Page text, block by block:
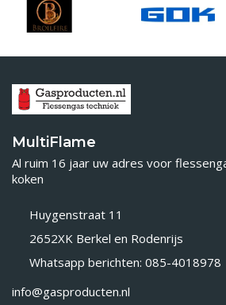
MultiFlame
Al ruim 16 jaar uw adres voor
koken
Huygenstraat 11
2652XK Berkel en Rodenrijs
Whatsapp berichten: 085-4018978
info@gasproducten.nl